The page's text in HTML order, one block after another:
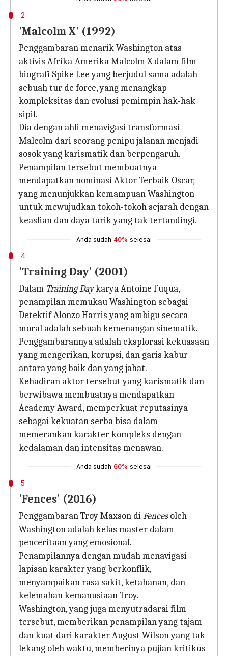
2
'Malcolm X' (1992)
Penggambaran menarik Washington atas
aktivis Afrika-Amerika Malcolm X dalam film
biografi Spike Lee yang berjudul sama adalah
sebuah tur de force, yang menangkap
kompleksitas dan evolusi pemimpin hak-hak
sipil.
Dia dengan ahli menavigasi transformasi
Malcolm dari seorang penipu jalanan menjadi
sosok yang karismatik dan berpengaruh.
Penampilan tersebut membuatnya
mendapatkan nominasi Aktor Terbaik Oscar,
yang menunjukkan kemampuan Washington
untuk mewujudkan tokoh-tokoh sejarah dengan
keaslian dan daya tarik yang tak tertandingi.
Anda sudah 40% selesai
4
'Training Day' (2001)
Dalam Training Daykarya Antoine Fuqua,
penampilan memukau Washington sebagai
Detektif Alonzo Harris yang ambigu secara
moral adalah sebuah kemenangan sinematik.
Penggambarannya adalah eksplorasi kekuasaan
yang mengerikan, korupsi, dan garis kabur
antara yang baik dan yang jahat.
Kehadiran aktor tersebut yang karismatik dan
berwibawa membuatnya mendapatkan
Academy Award, memperkuat reputasinya
sebagai kekuatan serba bisa dalam
memerankan karakter kompleks dengan
kedalaman dan intensitas menawan.
Anda sudah 60% selesai
5
'Fences' (2016)
Penggambaran Troy Maxson diFencesoleh
Washington adalah kelas master dalam
penceritaan yang emosional.
Penampilannya dengan mudah menavigasi
lapisan karakter yang berkonflik,
menyampaikan rasa sakit, ketahanan, dan
kelemahan kemanusiaan Troy.
Washington, yang juga menyutradarai film
tersebut, memberikan penampilan yang tajam
dan kuat dari karakter August Wilson yang tak
lekang oleh waktu, memberinya pujian kritikus